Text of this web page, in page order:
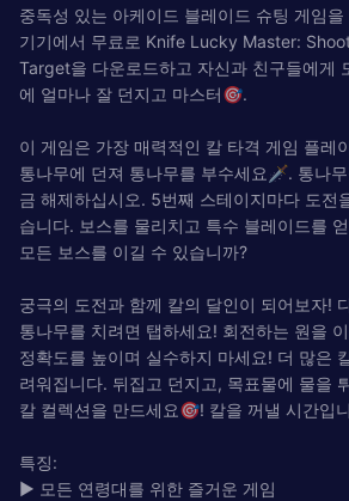
중독성 있는 아케이드 블레이드 슈팅 게임
기기에서 무료로 Knife Lucky Master:
Target을 다운로드하고 자신과 친구들에게
에 얼마나 잘 던지고 마스터🎯.
이 게임은 가장 매력적인 칼 타격 게임 플레
통나무에 던져 통나무를 부수세요🗡. 통나
금 해제하십시오. 5번째 스테이지마다 도전
습니다. 보스를 물리치고 특수 블레이드를
모든 보스를 이길 수 있습니까?
궁극의 도전과 함께 칼의 달인이 되어보자!
통나무를 치려면 탭하세요! 회전하는 원을
정확도를 높이며 실수하지 마세요! 더 많은
려워집니다. 뒤집고 던지고, 목표물에 물을
칼 컬렉션을 만드세요🎯! 칼을 꺼낼 시간입
특징:
► 모든 연령대를 위한 즐거운 게임